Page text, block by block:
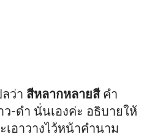
ว่า สีหลากหลายสีคำ
ว-ดำ นั่นเองค่ะ อธิบายให้
เอาวางไว้หน้าคำนาม